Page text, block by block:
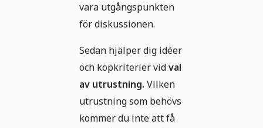
vara utgångspunkten
för diskussionen.
Sedan hjälper dig idéer
och köpkriterier vidval
av utrustning. Vilken
utrustning som behövs
kommer du inte att få